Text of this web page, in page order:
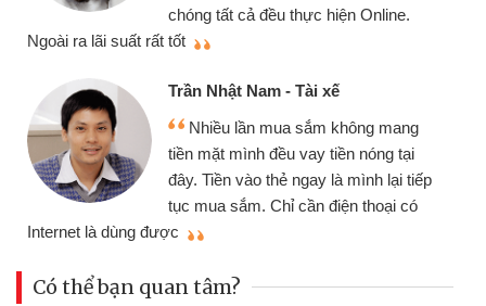
chóng tất cả đều thực hiện Online.
Ngoài ra lãi suất rất tốt
Trần Nhật Nam - Tài xế
Nhiều lần mua sắm không mang
tiền mặt mình đều vay tiền nóng tại
đây. Tiền vào thẻ ngay là mình lại tiếp
tục mua sắm. Chỉ cần điện thoại có
Internet là dùng được
Có thể bạn quan tâm?